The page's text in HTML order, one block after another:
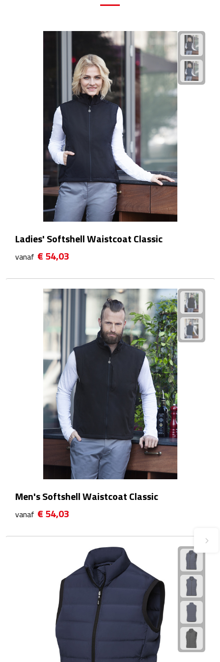
Drinkflessen
Opvouwbare drinkfles
Drinkflessen met karabijnhaak
Sportflessen
Thermosflessen
Waterflesjes
Waterflessen
Drinkglazen
Glazen & karaffen
Dubbelwandige glazen
Bierglazen
Champagneglazen
Cocktailglazen
Wijnglazen
Koffieglazen
Kopjes & Mokken
Kopjes
Kantoor & Zakelijk
Agenda's & Kalenders
Ladies' Softshell Waistcoat Classic
vanaf € 54,03
Men's Softshell Waistcoat Classic
vanaf € 54,03